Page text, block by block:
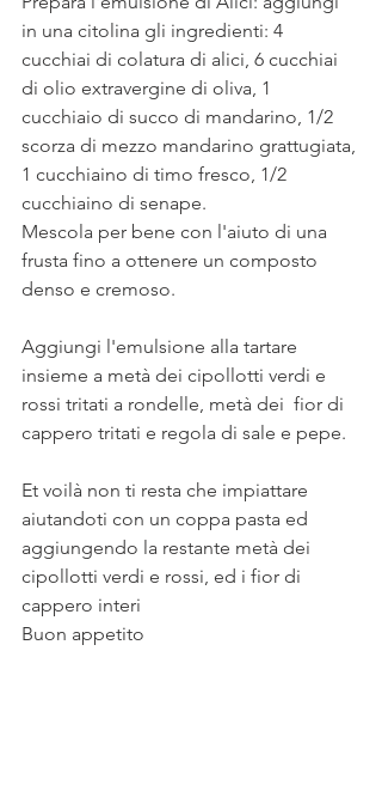
in una citolina gli ingredienti: 4
cucchiai di colatura di alici, 6 cucchiai
di olio extravergine di oliva, 1
cucchiaio di succo di mandarino, 1/2
scorza di mezzo mandarino grattugiata,
1 cucchiaino di timo fresco, 1/2
cucchiaino di senape.
Mescola per bene con l'aiuto di una
frusta fino a ottenere un composto
denso e cremoso.
Aggiungi l'emulsione alla tartare
insieme a metà dei cipollotti verdi e
rossi tritati a rondelle, metà dei  fior di
cappero tritati e regola di sale e pepe.
Et voilà non ti resta che impiattare
aiutandoti con un coppa pasta ed
aggiungendo la restante metà dei
cipollotti verdi e rossi, ed i fior di
cappero interi
Buon appetito